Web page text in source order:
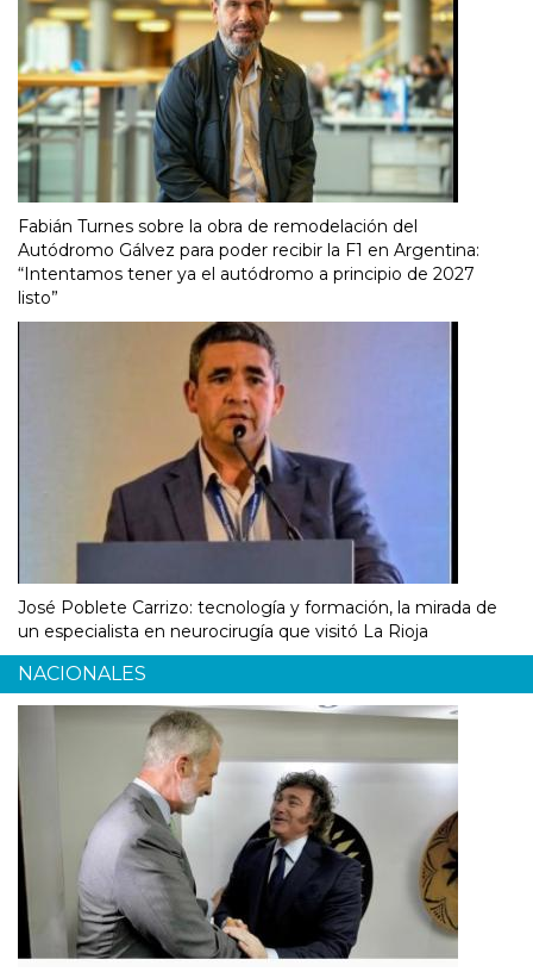
Fabián Turnes sobre la obra de remodelación del
Autódromo Gálvez para poder recibir la F1 en Argentina:
“Intentamos tener ya el autódromo a principio de 2027
listo”
José Poblete Carrizo: tecnología y formación, la mirada de
un especialista en neurocirugía que visitó La Rioja
NACIONALES